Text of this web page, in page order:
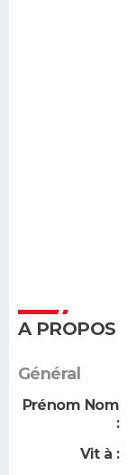
A PROPOS
Général
Prénom Nom
:
Vit à :